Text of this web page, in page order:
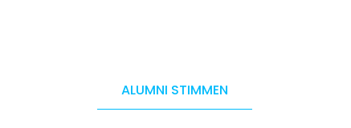
ALUMNI STIMMEN